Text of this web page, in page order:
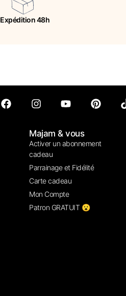
Expédition 48h
Majam & vous
Activer un abonnement
cadeau
Parrainage et Fidélité
Carte cadeau
Mon Compte
Patron GRATUIT 😮